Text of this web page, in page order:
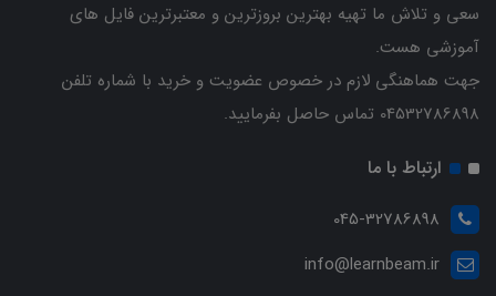
سعی و تلاش ما تهیه بهترین بروزترین و معتبرترین فایل های
آموزشی هست.
جهت هماهنگی لازم در خصوص عضویت و خرید با شماره تلفن
04532786898 تماس حاصل بفرمایید.
ارتباط با ما
045-32786898
info@learnbeam.ir